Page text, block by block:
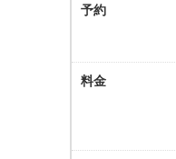
予約
料金